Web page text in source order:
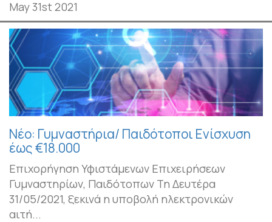
May 31st 2021
Νέο: Γυμναστήρια/ Παιδότοποι Ενίσχυση
έως €18.000
Επιχορήγηση Υφιστάμενων Επιχειρήσεων
Γυμναστηρίων, Παιδότοπων Τη Δευτέρα
31/05/2021, ξεκινά η υποβολή ηλεκτρονικών
αιτή...